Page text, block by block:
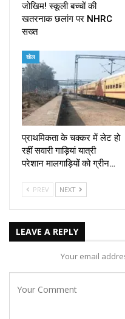
जोखिम! स्कूली बच्चों की
खतरनाक छलांग पर NHRC
सख्त
खेल
प्राथमिकता के चक्कर में लेट हो
रहीं सवारी गाड़ियां यात्री
परेशान मालगाड़ियों को ग्रीन…
PREV NEXT
LEAVE A REPLY
Your email